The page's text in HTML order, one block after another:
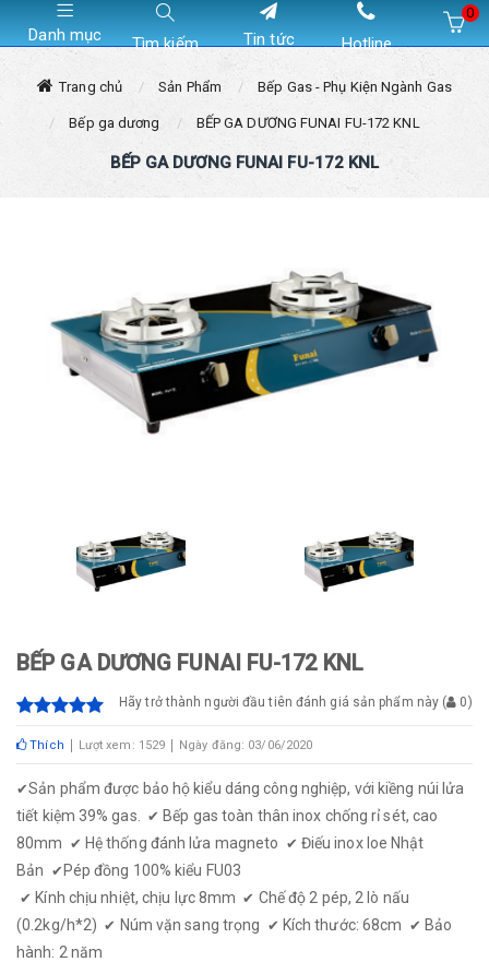
Danh mục Tìm kiếm Tin tức Hotline
0
Trang chủ Sản Phẩm Bếp Gas - Phụ Kiện Ngành Gas
Bếp ga dương BẾP GA DƯƠNG FUNAI FU-172 KNL
BẾP GA DƯƠNG FUNAI FU-172 KNL
BẾP GA DƯƠNG FUNAI FU-172 KNL
Hãy trở thành người đầu tiên đánh giá sản phẩm này ( 0)
Thích Lượt xem: 1529 Ngày đăng: 03/06/2020
✔Sản phẩm được bảo hộ kiểu dáng công nghiệp, với kiềng núi lửa
tiết kiệm 39% gas. ✔ Bếp gas toàn thân inox chống rỉ sét, cao
80mm ✔ Hệ thống đánh lửa magneto ✔ Điếu inox loe Nhật
Bản ✔ Pép đồng 100% kiểu FU03
✔ Kính chịu nhiệt, chịu lực 8mm ✔ Chế độ 2 pép, 2 lò nấu
(0.2kg/h*2) ✔ Núm vặn sang trọng ✔ Kích thước: 68cm ✔ Bảo
hành: 2 năm